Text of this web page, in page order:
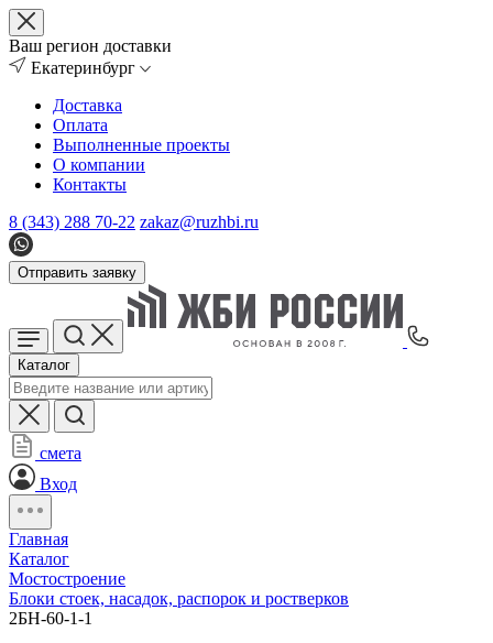
Ваш регион доставки
Екатеринбург
Доставка
Оплата
Выполненные проекты
О компании
Контакты
8 (343) 288 70-22 zakaz@ruzhbi.ru
Отправить заявку
Каталог
смета
Вход
Главная
Каталог
Мостостроение
Блоки стоек, насадок, распорок и ростверков
2БН-60-1-1